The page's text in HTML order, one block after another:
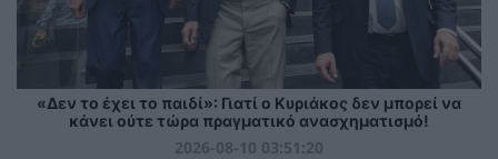
«Δεν το έχει το παιδί»: Γιατί ο Κυριάκος δεν μπορεί να
κάνει ούτε τώρα πραγματικό ανασχηματισμό!
2026-08-10 03:51:20